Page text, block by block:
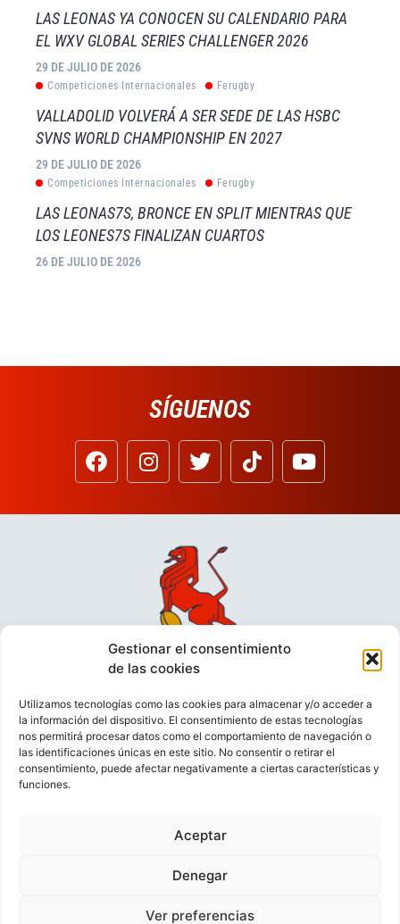
Gestionar el consentimiento
de las cookies
Utilizamos tecnologías como las cookies para almacenar y/o acceder a
la información del dispositivo. El consentimiento de estas tecnologías
nos permitirá procesar datos como el comportamiento de navegación o
las identificaciones únicas en este sitio. No consentir o retirar el
consentimiento, puede afectar negativamente a ciertas características y
funciones.
Aceptar
Denegar
Ver preferencias
LAS LEONAS YA CONOCEN SU CALENDARIO PARA
EL WXV GLOBAL SERIES CHALLENGER 2026
29 DE JULIO DE 2026
Competiciones Internacionales Ferugby
VALLADOLID VOLVERÁ A SER SEDE DE LAS HSBC
SVNS WORLD CHAMPIONSHIP EN 2027
29 DE JULIO DE 2026
Competiciones Internacionales Ferugby
LAS LEONAS7S, BRONCE EN SPLIT MIENTRAS QUE
LOS LEONES7S FINALIZAN CUARTOS
26 DE JULIO DE 2026
SÍGUENOS
VIDEOCONFERENCIAS
POLÍTICA DE PRIVACIDAD
CONTACTO
© FEDERACIÓN ESPAÑOLA DE RUGBY 2023.